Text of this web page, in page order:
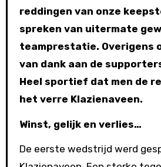
reddingen van onze
spreken van uitermate
teamprestatie. Overigens
van dank aan de
Heel sportief dat men de
het verre Klazienaveen.
Winst, gelijk en verlies…
De eerste wedstrijd werd